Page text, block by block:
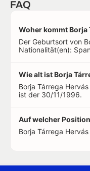
FAQ
Woher kommt Borja
Der Geburtsort von
Nationalität(en):
Wie alt ist Borja
Borja Tárrega
ist der 30/11/1996.
Auf welcher
Borja Tárrega